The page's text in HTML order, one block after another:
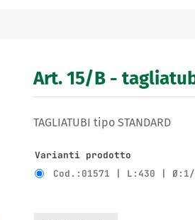
Art. 15/B -
TAGLIATUBI tipo STANDARD
Varianti prodotto
Cod.:01571 | L:430 |